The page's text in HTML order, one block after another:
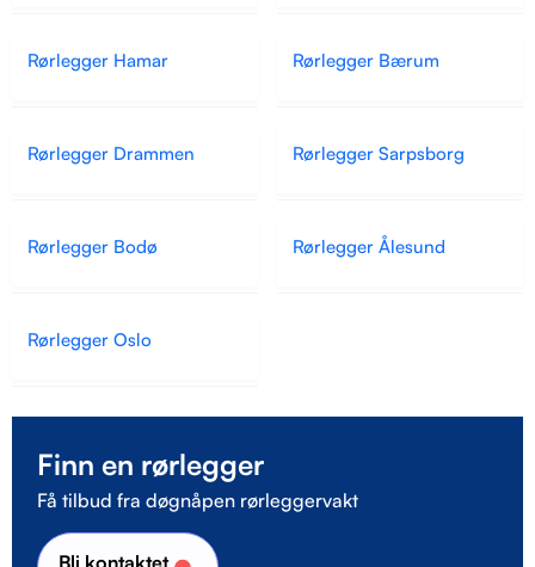
Rørlegger Hamar Rørlegger Bærum
Rørlegger Drammen Rørlegger Sarpsborg
Rørlegger Bodø Rørlegger Ålesund
Rørlegger Oslo
Finn en rørlegger
Få tilbud fra døgnåpen rørleggervakt
Bli kontaktet